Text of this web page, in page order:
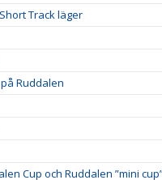
Track läger
Ruddalen
Cup och Ruddalen ”mini